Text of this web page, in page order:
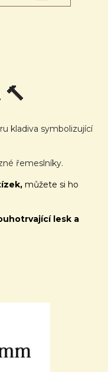
kladiva symbolizující
řemeslníky.
můžete si ho
lesk a